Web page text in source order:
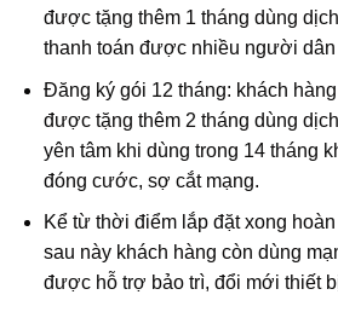
được tặng thêm 1 tháng dùng
thanh toán được nhiều người
Đăng ký gói 12 tháng: khách
được tặng thêm 2 tháng dùng
yên tâm khi dùng trong 14 tháng
đóng cước, sợ cắt mạng.
Kể từ thời điểm lắp đặt xong
sau này khách hàng còn dùng
được hỗ trợ bảo trì, đổi mới thiết